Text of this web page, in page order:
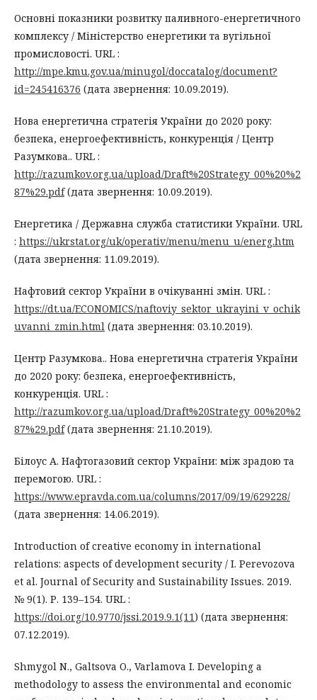
Основні показники розвитку паливного-енергетичного
комплексу / Міністерство енергетики та вугільної
промисловості. URL :
http://mpe.kmu.gov.ua/minugol/doccatalog/document?
id=245416376 (дата звернення: 10.09.2019).
Нова енергетична стратегія України до 2020 року:
безпека, енергоефективність, конкуренція / Центр
Разумкова.. URL :
http://razumkov.org.ua/upload/Draft%20Strategy_00%20%2
87%29.pdf(дата звернення: 10.09.2019).
Енергетика / Державна служба статистики України. URL
: https://ukrstat.org/uk/operativ/menu/menu_u/energ.htm
(дата звернення: 11.09.2019).
Нафтовий сектор України в очікуванні змін. URL :
https://dt.ua/ECONOMICS/naftoviy_sektor_ukrayini_v_ochik
uvanni_zmin.html (дата звернення: 03.10.2019).
Центр Разумкова.. Нова енергетична стратегія України
до 2020 року: безпека, енергоефективність,
конкуренція. URL :
http://razumkov.org.ua/upload/Draft%20Strategy_00%20%2
87%29.pdf(дата звернення: 21.10.2019).
Білоус А. Нафтогазовий сектор України: між зрадою та
перемогою. URL :
https://www.epravda.com.ua/columns/2017/09/19/629228/
(дата звернення: 14.06.2019).
Introduction of creative economy in international
relations: aspects of development security / І. Perevozova
et al. Journal of Security and Sustainability Issues. 2019.
№ 9(1). Р. 139–154. URL :
https://doi.org/10.9770/jssi.2019.9.1(11) (дата звернення:
07.12.2019).
Shmygol N., Galtsova O., Varlamova I. Developing a
methodology to assess the environmental and economic